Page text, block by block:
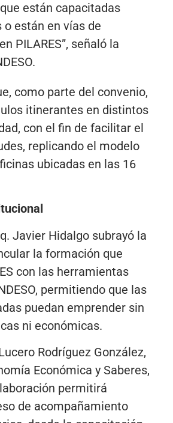
están capacitadas
o están en vías de
PILARES”, señaló la
como parte del convenio,
itinerantes en distintos
con el fin de facilitar el
replicando el modelo
ubicadas en las 16
Javier Hidalgo subrayó la
la formación que
con las herramientas
permitiendo que las
puedan emprender sin
ni económicas.
Rodríguez González,
Económica y Saberes,
permitirá
de acompañamiento